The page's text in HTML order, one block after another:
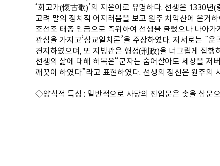
‘회고가（懷古歌）’의 지은이로 유명하다. 선생은 1330
고려 말의 정치적 어지러움을 보고 원주 치악산에 은거
조선조 태종 임금으로 즉위하여 선생을 불렀으나 나아
관심을 가지고‘삼교일치론’을 주장하였다. 저서로는 『
견지하였으며, 또 지방관은 형정（刑政）을 너그럽게 집
선생의 삶에 대해 허목은“군자는 숨어살아도 세상을 저
깨끗이 하였다.”라고 표현하였다. 선생의 정신은 원주
◇양식적 특성 : 일반적으로 사당의 진입문은 솟을 삼문